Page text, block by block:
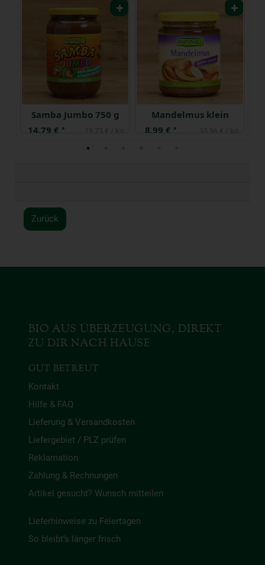
Samba Jumbo 750 g
14,79 € *
Mandelmus klein
8,99 € *
Zurück
BIO AUS ÜBERZEUGUNG, DIREKT
ZU DIR NACH HAUSE
GUT BETREUT
Kontakt
Hilfe & FAQ
Lieferung & Versandkosten
Liefergebiet / PLZ prüfen
Reklamation
Zahlung & Rechnungen
Artikel gesucht? Wunsch mitteilen
Lieferhinweise zu Feiertagen
So bleibt’s länger frisch